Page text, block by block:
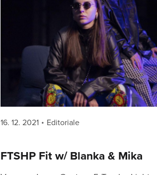
Posted
16. 12. 2021 Categories
Editoriale
FTSHP Fit w/ Blanka & Mika